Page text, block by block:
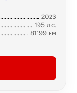
2023
195 л.с.
81199 км